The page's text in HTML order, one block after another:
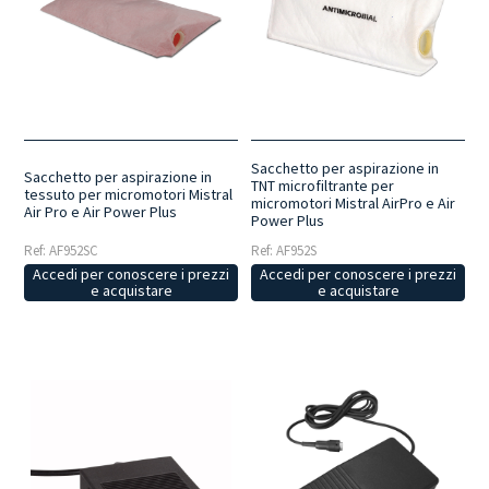
Sacchetto per aspirazione in
tessuto per micromotori Mistral
Air Pro e Air Power Plus
Ref: AF952SC
Accedi per conoscere i prezzi
e acquistare
Sacchetto per aspirazione in
TNT microfiltrante per
micromotori Mistral AirPro e Air
Power Plus
Ref: AF952S
Accedi per conoscere i prezzi
e acquistare